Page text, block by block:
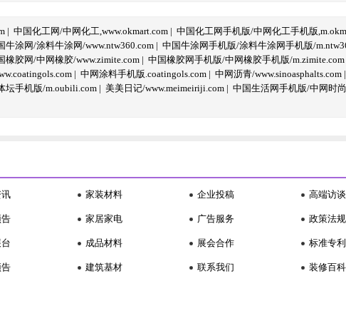
| 中国化工网/中网化工,www.okmart.com | 中国化工网手机版/中网化工手机版
牛涂网/涂料牛涂网/www.ntw360.com | 中国牛涂网手机版/涂料牛涂网手机版/
橡胶网/中网橡胶/www.zimite.com | 中国橡胶网手机版/中网橡胶手机版/m.zimite.com
| 中网涂料手机版.coatingols.com | 中网沥青/www.sinoasphalts.com |
坛手机版/m.oubili.com | 美美日记/www.meimeiriji.com | 中国生活网手机版/中网时
家装材料
家居家电
成品材料
建筑基材
企业投稿
广告服务
展会合作
联系我们
高端访谈
政策法规
标准专利
装修百科